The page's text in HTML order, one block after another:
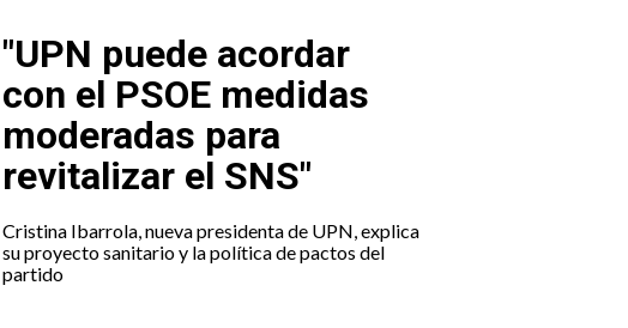
"UPN puede acordar
con el PSOE medidas
moderadas para
revitalizar el SNS"
Cristina Ibarrola, nueva presidenta de UPN, explica
su proyecto sanitario y la política de pactos del
partido